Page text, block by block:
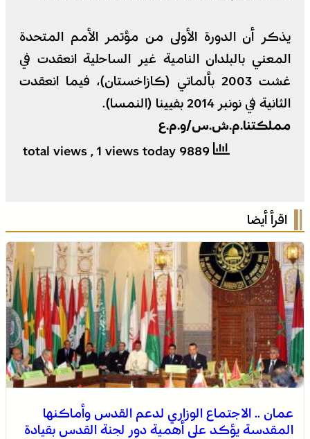
يذكر أن الدورة الأولى من مؤتمر الأمم المتحدة
المعني بالبلدان النامية غير الساحلية انعقدت في
غشت 2003 بألماتي (كازاخستان)، فيما انعقدت
الثانية في نونبر 2014 بفيينا (النمسا).
مملكتنا.م.ش.س/و.م.ع
, 1 views today
اقرأ أيضا
عمان .. الاجتماع الوزاري لدعم القدس وأماكنها
المقدسة يؤكد على أهمية دور لجنة القدس بقيادة